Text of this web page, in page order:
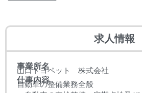
求人情報
事業所名
山口トヨペット 株式会社
仕事内容
自動車の整備業務全般